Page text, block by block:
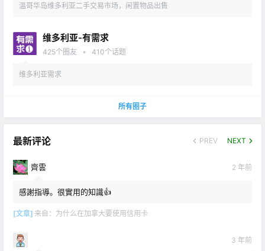
温哥华岛维多利亚二手交易市场，闲置物品出售
维多利亚-有需求
425个圈友 • 410个话题
维多利亚需求
所有圈子
最新评论 PREV NEXT
齊雲 2 年前
感謝指導。很實用的知識👍
[文章] 来自： 为什么在加拿大要使用信用卡
3 年前